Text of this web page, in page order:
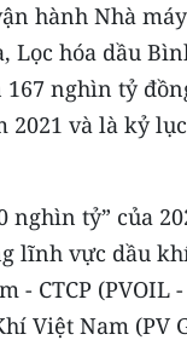
- Công nghệ
hành Nhà
Lọc hóa dầu
nghìn tỷ
2021 và là kỷ
nghìn tỷ” của
lĩnh vực dầu
- CTCP (PVOIL
Việt Nam (PV